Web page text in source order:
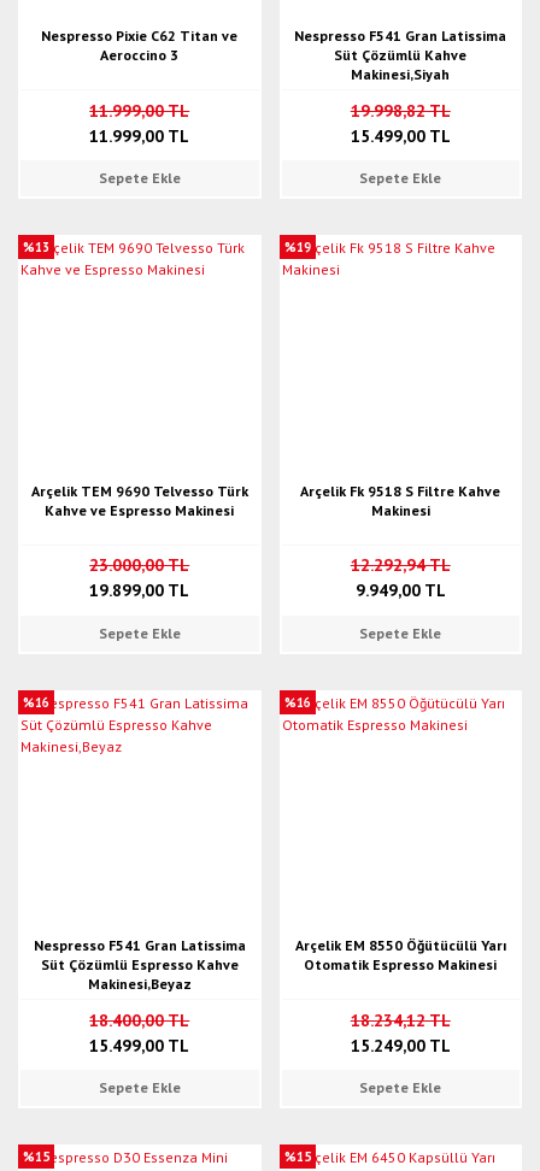
Nespresso Pixie C62 Titan ve
Aeroccino 3
11.999,00 TL
11.999,00 TL
Sepete Ekle
Nespresso F541 Gran Latissima
Süt Çözümlü Kahve
Makinesi,Siyah
19.998,82 TL
15.499,00 TL
Sepete Ekle
%13
Arçelik TEM 9690 Telvesso Türk
Kahve ve Espresso Makinesi
23.000,00 TL
19.899,00 TL
Sepete Ekle
%19
Arçelik Fk 9518 S Filtre Kahve
Makinesi
12.292,94 TL
9.949,00 TL
Sepete Ekle
%16
Nespresso F541 Gran Latissima
Süt Çözümlü Espresso Kahve
Makinesi,Beyaz
18.400,00 TL
15.499,00 TL
Sepete Ekle
%16
Arçelik EM 8550 Öğütücülü Yarı
Otomatik Espresso Makinesi
18.234,12 TL
15.249,00 TL
Sepete Ekle
%15 %15